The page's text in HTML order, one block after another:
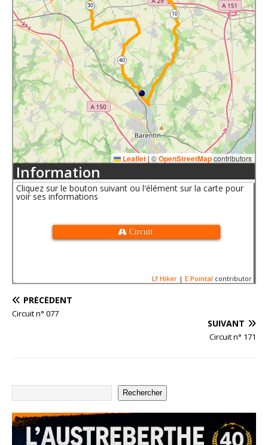
40
10
30
Leaflet|©OpenStreetMapcontributors
 Circuit
-200
200
20 40
Distance (km)
Altitude (m)
Information
Cliquez sur le bouton suivant ou l′élément sur la carte pour
voir ses informations
Lf Hiker | E.Pointal contributor
PRÉCÉDENT
Circuit n° 077
SUIVANT
Circuit n° 171
Rechercher